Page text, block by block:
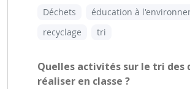
Déchets
éducation à
recyclage
tri
Quelles activités sur le tri des
réaliser en classe ?